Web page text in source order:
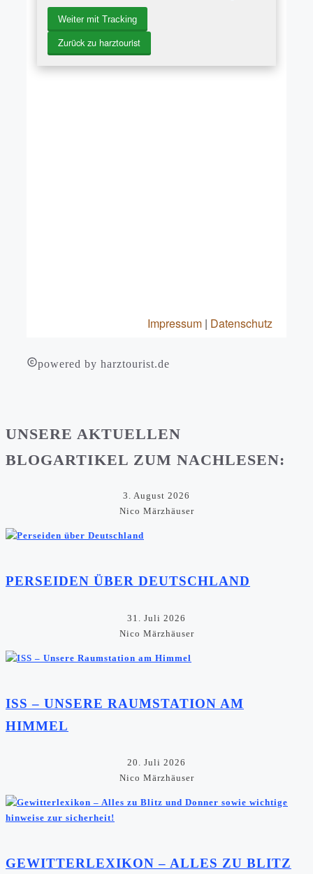
powered by harztourist.de
UNSERE AKTUELLEN
BLOGARTIKEL ZUM NACHLESEN:
3. August 2026
Nico Märzhäuser
PERSEIDEN ÜBER DEUTSCHLAND
31. Juli 2026
Nico Märzhäuser
ISS – UNSERE RAUMSTATION AM
HIMMEL
20. Juli 2026
Nico Märzhäuser
GEWITTERLEXIKON – ALLES ZU BLITZ